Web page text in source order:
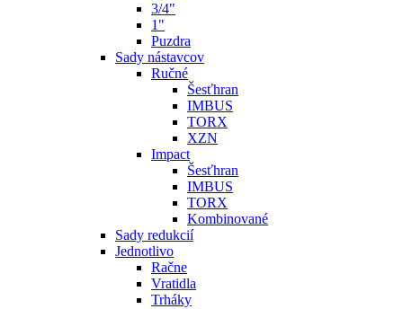
3/4"
1"
Puzdra
Sady nástavcov
Ručné
Šesťhran
IMBUS
TORX
XZN
Impact
Šesťhran
IMBUS
TORX
Kombinované
Sady redukcií
Jednotlivo
Račne
Vratidla
Trháky